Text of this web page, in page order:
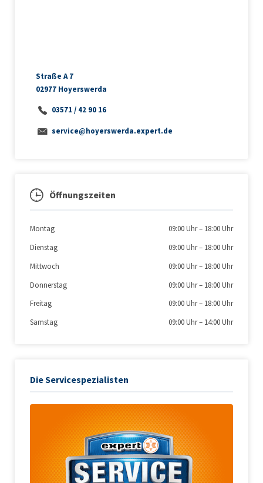
Straße A 7
02977 Hoyerswerda
03571 / 42 90 16
service@hoyerswerda.expert.de
Öffnungszeiten
Montag 09:00 Uhr– 18:00 Uhr
Dienstag
09:00 Uhr– 18:00 Uhr
Mittwoch
09:00 Uhr– 18:00 Uhr
Donnerstag
09:00 Uhr– 18:00 Uhr
Freitag
09:00 Uhr– 18:00 Uhr
Samstag
09:00 Uhr– 14:00 Uhr
Die Servicespezialisten